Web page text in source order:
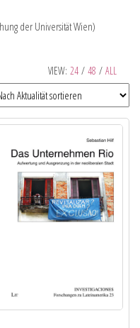
der Universität Wien)
VIEW: 24 / 48 / ALL